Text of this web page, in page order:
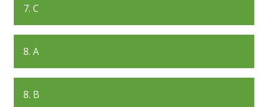
7. C
8. A
8. B